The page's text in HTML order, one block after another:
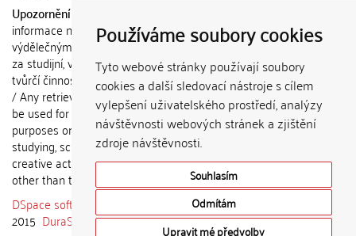
Používáme soubory cookies
Tyto webové stránky používají soubory
cookies a další sledovací nástroje s cílem
vylepšení uživatelského prostředí, analýzy
návštěvnosti webových stránek a zjištění
zdroje návštěvnosti.
Souhlasím
Odmítám
Upravit mé předvolby
Upozornění / Notice:
informace nemohou být použity k
výdělečným účelům nebo vydávány
za studijní, vědeckou nebo jinou
tvůrčí činnost jiné osoby než autora.
/ Any retrieved information shall not
be used for any commercial
purposes or claimed as results of
studying, scientific or any other
creative activities of any person
other than the author.
DSpace software
copyright © 2002-
2015 DuraSpace